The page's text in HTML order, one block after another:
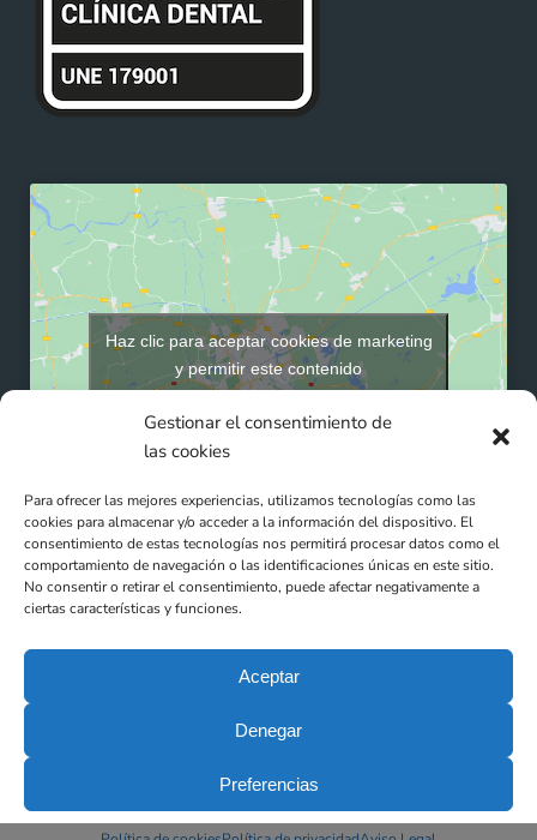
Gestionar el consentimiento de
las cookies
Para ofrecer las mejores experiencias, utilizamos tecnologías como las
cookies para almacenar y/o acceder a la información del dispositivo. El
consentimiento de estas tecnologías nos permitirá procesar datos como el
comportamiento de navegación o las identificaciones únicas en este sitio.
No consentir o retirar el consentimiento, puede afectar negativamente a
ciertas características y funciones.
Aceptar
Denegar
Preferencias
Haz clic para aceptar cookies de marketing
y permitir este contenido
Todos los derechos reservados © 2025